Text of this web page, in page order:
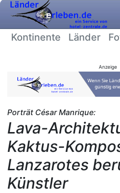
Kontinente Länder
Anzeige
Porträt César Manrique:
Lava-
Kaktus-
Lanzarotes
Künstler